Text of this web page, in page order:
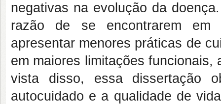
negativas na evolução da
razão de se encontrarem em
apresentar menores práticas de
em maiores limitações
vista disso, essa dissertação
autocuidado e a qualidade de